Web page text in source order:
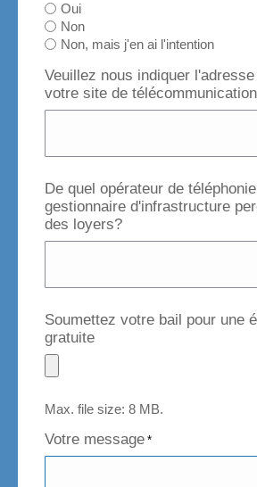
Oui
Non
Non, mais j'en ai l'intention
Veuillez nous indiquer
votre site de
De quel opérateur de
gestionnaire d'infrastructure
des loyers?
Soumettez votre bail pour une
gratuite
Max. file size: 8 MB.
Votre message *